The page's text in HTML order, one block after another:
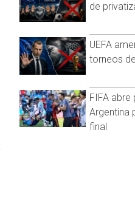
de
UEFA
torneos
FIFA
Argentina
final